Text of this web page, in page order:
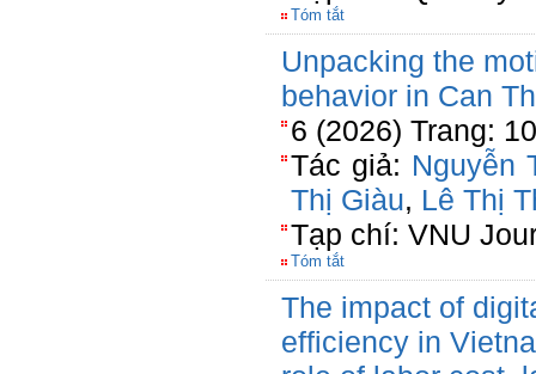
Tóm tắt
Unpacking the
behavior in Can
6 (2026) Trang:
Tác giả: Nguyễn
Thị Giàu, Lê Thị
Tạp chí: VNU
Tóm tắt
The impact of
efficiency in